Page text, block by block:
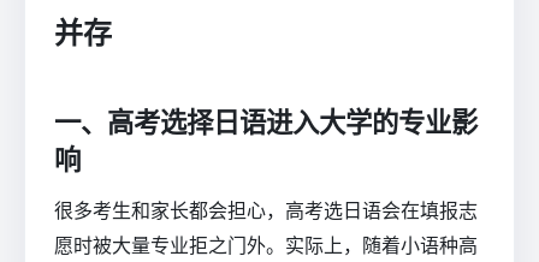
并存
一、高考选择日语进入大学的专业影
响
很多考生和家长都会担心，高考选日语会在填报志
愿时被大量专业拒之门外。实际上，随着小语种高